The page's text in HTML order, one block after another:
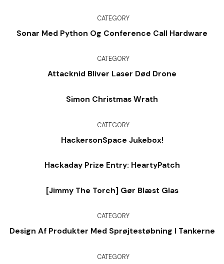
CATEGORY
Sonar Med Python Og Conference Call Hardware
CATEGORY
Attacknid Bliver Laser Død Drone
Simon Christmas Wrath
CATEGORY
HackersonSpace Jukebox!
Hackaday Prize Entry: HeartyPatch
[Jimmy The Torch] Gør Blæst Glas
CATEGORY
Design Af Produkter Med Sprøjtestøbning I Tankerne
CATEGORY